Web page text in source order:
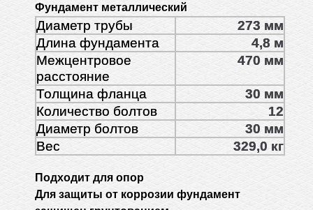
Фундамент металлический
Диаметр трубы
273 мм
Длина фундамента
4,8 м
Межцентровое
расстояние
470 мм
Толщина фланца
30 мм
Количество болтов
12
Диаметр болтов
30 мм
Вес
329,0 кг
Подходит для опор
Для защиты от коррозии фундамент